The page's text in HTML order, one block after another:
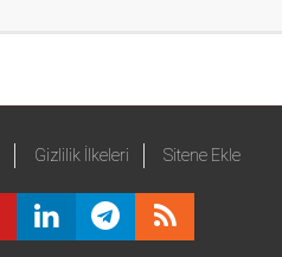
Gizlilik İlkeleri Sitene Ekle